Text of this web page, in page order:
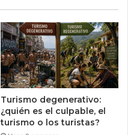
Turismo degenerativo:
¿quién es el culpable, el
turismo o los turistas?